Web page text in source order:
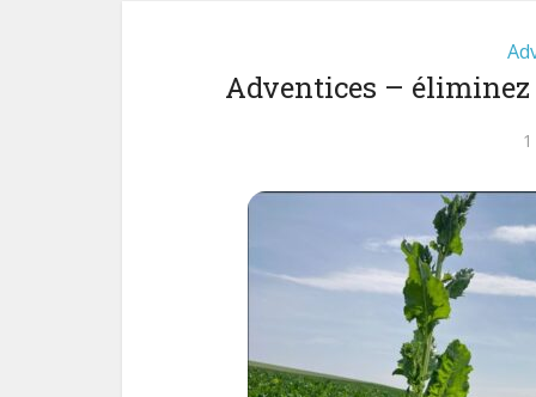
Adventices – éliminez